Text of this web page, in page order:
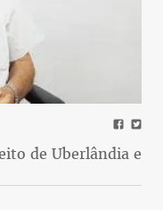
de Uberlândia e